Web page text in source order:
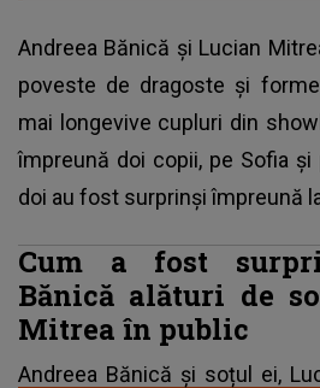
Andreea Bănică și Lucian
poveste de dragoste și
mai longevive cupluri din
împreună doi copii, pe Sofia și
doi au fost surprinși împreună
Cum a fost
Bănică alături de
Mitrea în public
Andreea Bănică și soțul ei,